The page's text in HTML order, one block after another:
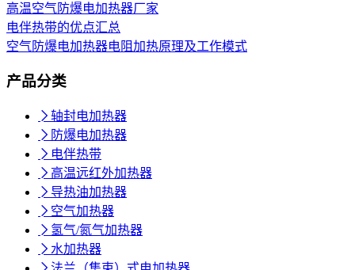
高温空气防爆电加热器厂家
电伴热带的优点汇总
空气防爆电加热器电阻加热原理及工作模式
产品分类
 轴封电加热器
 防爆电加热器
 电伴热带
 高温远红外加热器
 导热油加热器
 空气加热器
 氢气/氮气加热器
 水加热器